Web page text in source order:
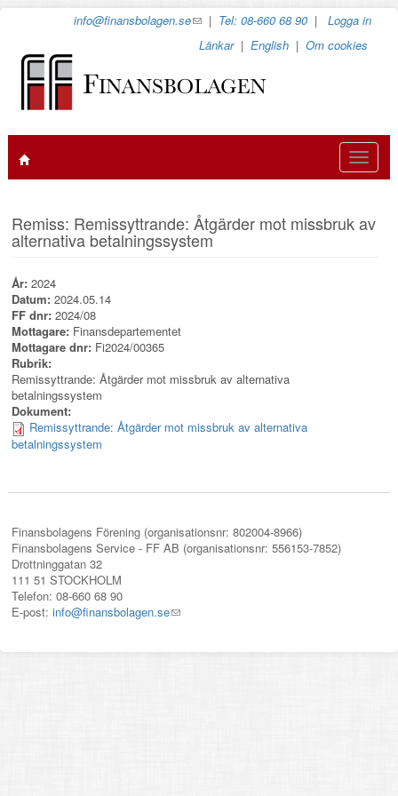
info@finansbolagen.se(link
e-
| Tel: 08-660 68 90 |Logga in
Länkar|English |Om cookies
Toggle
Remiss: Remissyttrande: Åtgärder mot missbruk av
alternativa betalningssystem
År:2024
Datum:2024.05.14
FF dnr:2024/08
Mottagare: Finansdepartementet
Mottagare dnr: Fi2024/00365
Rubrik:
Remissyttrande: Åtgärder mot missbruk av alternativa
betalningssystem
Dokument:
Remissyttrande: Åtgärder mot missbruk av alternativa
betalningssystem
Finansbolagens Förening (organisationsnr: 802004-8966)
Finansbolagens Service - FF AB (organisationsnr: 556153-7852)
Drottninggatan 32
111 51 STOCKHOLM
Telefon: 08-660 68 90
E-post:info@finansbolagen.se(link